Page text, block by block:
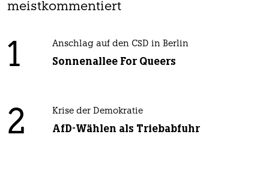
meistkommentiert
1 Anschlag auf den CSD in Berlin
Sonnenallee For Queers
2 Krise der Demokratie
AfD-Wählen als Triebabfuhr